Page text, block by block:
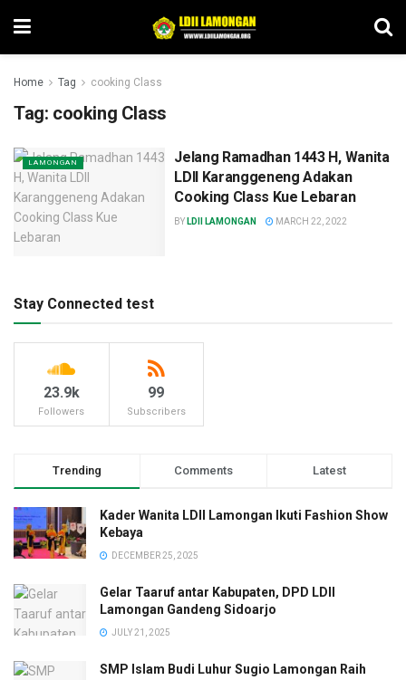
Home Tag cooking Class
Tag: cooking Class
LAMONGAN
Jelang Ramadhan 1443 H, Wanita
LDII Karanggeneng Adakan
Cooking Class Kue Lebaran
BY LDII LAMONGAN MARCH 22, 2022
Stay Connected test
23.9k
Followers
99
Subscribers
Trending Comments Latest
Kader Wanita LDII Lamongan Ikuti Fashion Show
Kebaya
DECEMBER 25, 2025
Gelar Taaruf antar Kabupaten, DPD LDII
Lamongan Gandeng Sidoarjo
JULY 21, 2025
SMP Islam Budi Luhur Sugio Lamongan Raih